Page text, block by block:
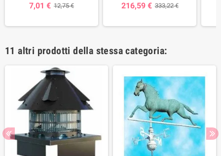
7,01 € 12,75 € 216,59 € 333,22 €
11 altri prodotti della stessa categoria: